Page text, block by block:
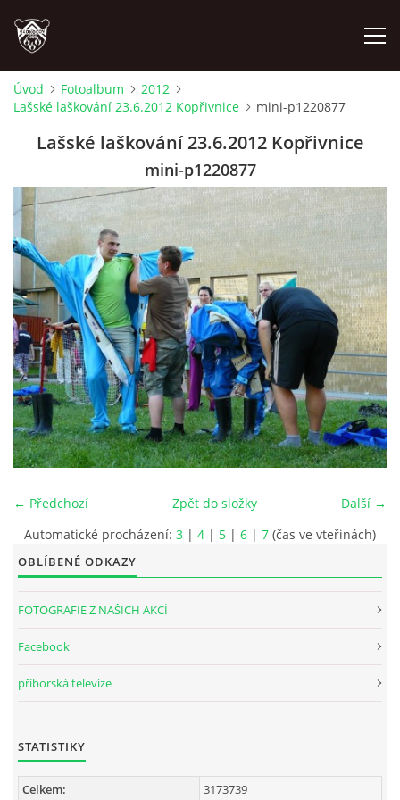
ÚVOD
PROBĚHLÉ AKCE
NOVINKY
FOTOALBUM
VIDEA
INTERNÍ SEKCE
Úvod Fotoalbum
2012
Lašské laškování 23.6.2012 Kopřivnice
mini-p1220877
Lašské laškování 23.6.2012 Kopřivnice
mini-p1220877
← Předchozí Další →
Zpět do složky
Automatické procházení: 3 | 4 | 5 | 6 | 7 (čas ve vteřinách)
OBLÍBENÉ ODKAZY
FOTOGRAFIE Z NAŠICH AKCÍ
Facebook
příborská televize
STATISTIKY
Celkem: 3173739